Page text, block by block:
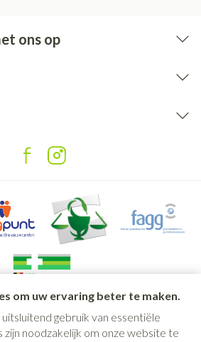
om uw ervaring beter te maken.
gebruik van essentiële
noodzakelijk om onze website te
ons op